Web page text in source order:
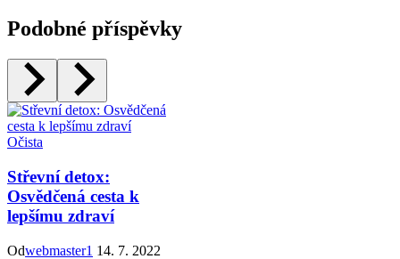
Podobné příspěvky
Očista
Střevní detox:
Osvědčená cesta k
lepšímu zdraví
Odwebmaster1 14. 7. 2022